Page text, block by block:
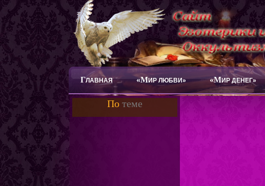
ГЛАВНАЯ «МИР ЛЮБВИ» «МИР ДЕНЕГ»
По теме